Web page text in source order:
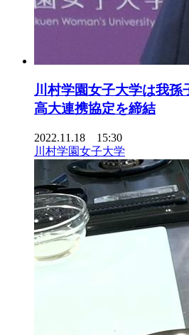
川村学園女子大学は我孫
高大連携協定を締結
2022.11.18 15:30
川村学園女子大学